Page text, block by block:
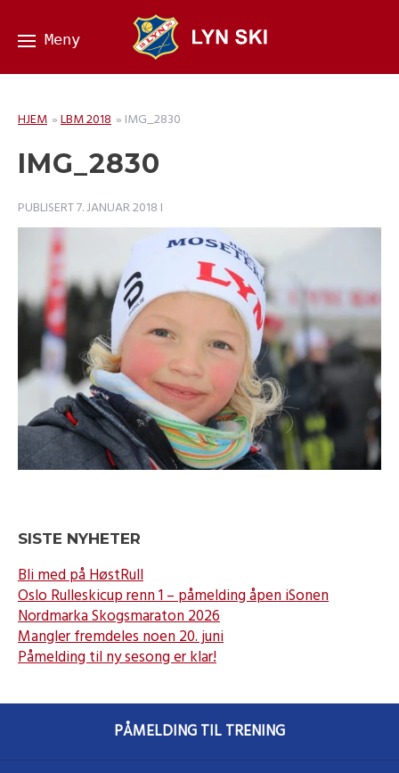
HJEM »LBM 2018 » IMG_2830
IMG_2830
PUBLISERT7. JANUAR 2018 I
SISTE NYHETER
Bli med på HøstRull
Oslo Rulleskicup renn 1 – påmelding åpen iSonen
Nordmarka Skogsmaraton 2026
Mangler fremdeles noen 20. juni
Påmelding til ny sesong er klar!
PÅMELDING TIL TRENING